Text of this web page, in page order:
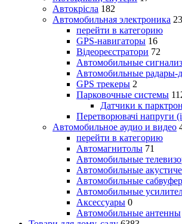
Автокрісла 182
Автомобильная электроника
перейти в категорию
GPS-навигаторы 16
Відеореєстратори 72
Автомобильные
Автомобильные радары-
GPS трекеры 2
Парковочные системы
Датчики к
Перетворювачі напруги
Автомобильное аудио и видео
перейти в категорию
Автомагнитолы 71
Автомобильные
Автомобильные
Автомобильные
Автомобильные
Аксессуары 0
Автомобильные антенны